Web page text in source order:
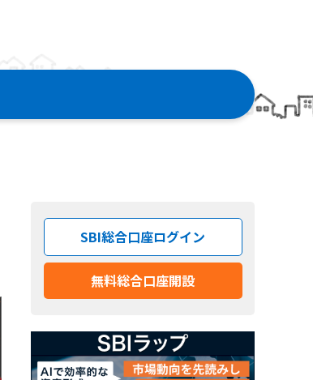
SBI総合口座ログイン
無料総合口座開設